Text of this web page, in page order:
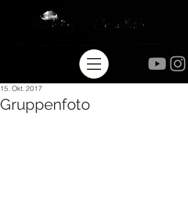
Gruppenfoto
15. Okt. 2017